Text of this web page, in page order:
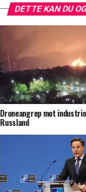
DETTE KAN DU
Droneangrep mot
Russland